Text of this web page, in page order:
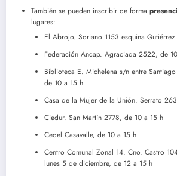
También se pueden inscribir de forma
lugares:
El Abrojo. Soriano 1153 esquina
Federación Ancap. Agraciada 2522, de
Biblioteca E. Michelena s/n entre
de 10 a 15 h
Casa de la Mujer de la Unión. Serrato
Ciedur. San Martín 2778, de 10 a 15 h
Cedel Casavalle, de 10 a 15 h
Centro Comunal Zonal 14. Cno. Castro
lunes 5 de diciembre, de 12 a 15 h